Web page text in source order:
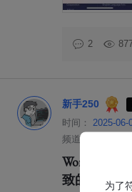
2
新手250
时间：
2025-06-
频道：
WordPress
致的，如何
为了